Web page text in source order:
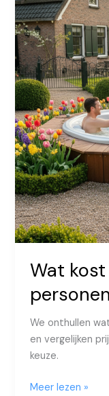
Wat
We onthullen
en vergelijken
keuze.
Wat
Meer lezen »